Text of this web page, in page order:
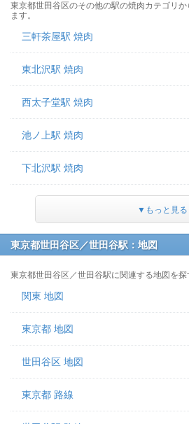
東京都世田谷区のその他の駅の焼肉カテゴリ
ます。
三軒茶屋駅 焼肉
東北沢駅 焼肉
西太子堂駅 焼肉
池ノ上駅 焼肉
下北沢駅 焼肉
▼もっと見る
東京都世田谷区／世田谷駅：地図
東京都世田谷区／世田谷駅に関連する地図を探
関東 地図
東京都 地図
世田谷区 地図
東京都 路線